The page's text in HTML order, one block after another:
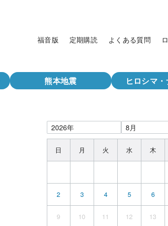
福音版 定期購読 よくある質問
熊本地震 ヒロシマ
日 月 火 水 木
2 3 4 5 6
9 10 11 12 13